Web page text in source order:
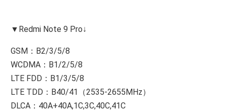
▼Redmi Note 9 Pro↓
GSM：B2/3/5/8
WCDMA：B1/2/5/8
LTE FDD：B1/3/5/8
LTE TDD：B40/41（2535-2655MHz）
DLCA：40A+40A,1C,3C,40C,41C